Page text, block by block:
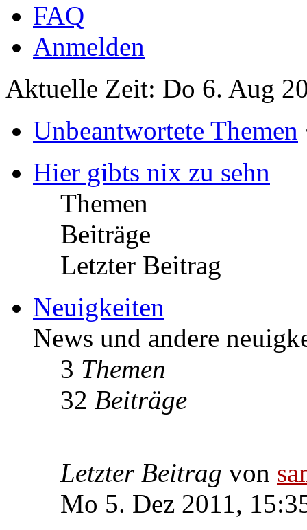
FAQ
Anmelden
Aktuelle Zeit: Do 6. Aug
Unbeantwortete Themen
Hier gibts nix zu sehn
Themen
Beiträge
Letzter Beitrag
Neuigkeiten
News und andere
3 Themen
32 Beiträge
Letzter Beitrag von
Mo 5. Dez 2011,